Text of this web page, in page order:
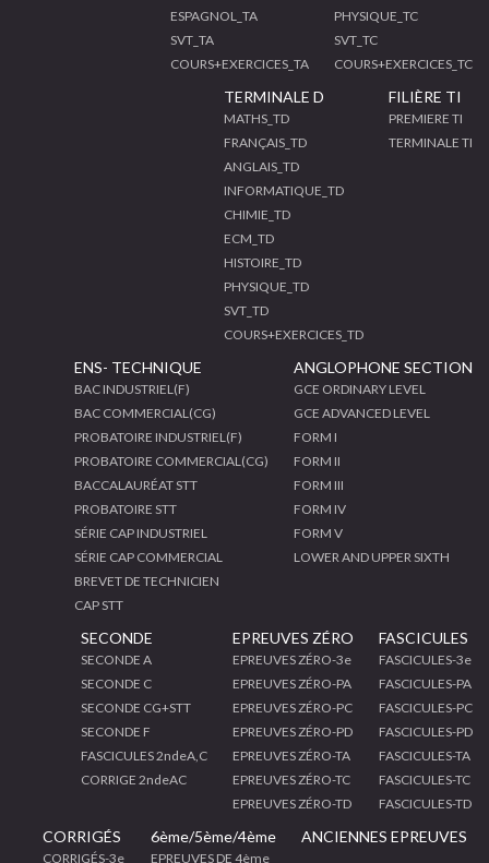
ESPAGNOL_TA
SVT_TA
COURS+EXERCICES_TA
PHYSIQUE_TC
SVT_TC
COURS+EXERCICES_TC
TERMINALE D
MATHS_TD
FRANÇAIS_TD
ANGLAIS_TD
INFORMATIQUE_TD
CHIMIE_TD
ECM_TD
HISTOIRE_TD
PHYSIQUE_TD
SVT_TD
COURS+EXERCICES_TD
FILIÈRE TI
PREMIERE TI
TERMINALE TI
ENS- TECHNIQUE
BAC INDUSTRIEL(F)
BAC COMMERCIAL(CG)
PROBATOIRE INDUSTRIEL(F)
PROBATOIRE COMMERCIAL(CG)
BACCALAURÉAT STT
PROBATOIRE STT
SÉRIE CAP INDUSTRIEL
SÉRIE CAP COMMERCIAL
BREVET DE TECHNICIEN
CAP STT
ANGLOPHONE SECTION
GCE ORDINARY LEVEL
GCE ADVANCED LEVEL
FORM I
FORM II
FORM III
FORM IV
FORM V
LOWER AND UPPER SIXTH
SECONDE
SECONDE A
SECONDE C
SECONDE CG+STT
SECONDE F
FASCICULES 2ndeA,C
CORRIGE 2ndeAC
EPREUVES ZÉRO
EPREUVES ZÉRO-3e
EPREUVES ZÉRO-PA
EPREUVES ZÉRO-PC
EPREUVES ZÉRO-PD
EPREUVES ZÉRO-TA
EPREUVES ZÉRO-TC
EPREUVES ZÉRO-TD
FASCICULES
FASCICULES-3e
FASCICULES-PA
FASCICULES-PC
FASCICULES-PD
FASCICULES-TA
FASCICULES-TC
FASCICULES-TD
CORRIGÉS
CORRIGÉS-3e
6ème/5ème/4ème
EPREUVES DE 4ème
ANCIENNES EPREUVES